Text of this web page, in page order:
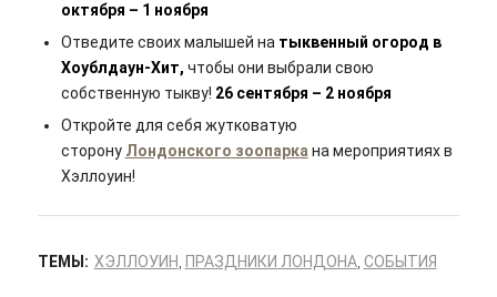
октября – 1 ноября
Отведите своих малышей на тыквенный огород в
Хоублдаун-Хит, чтобы они выбрали свою
собственную тыкву! 26 сентября – 2 ноября
Откройте для себя жутковатую
сторону Лондонского зоопарка на мероприятиях в
Хэллоуин!
ТЕМЫ: ХЭЛЛОУИН, ПРАЗДНИКИ ЛОНДОНА, СОБЫТИЯ